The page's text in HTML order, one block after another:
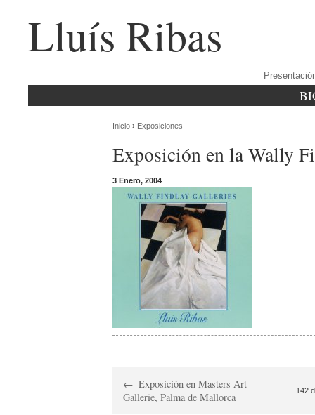
Lluís Ribas
Inicio › Exposiciones
Exposición en la Wally
3 Enero, 2004
Exposición en Masters Art
Gallerie, Palma de Mallorca
142